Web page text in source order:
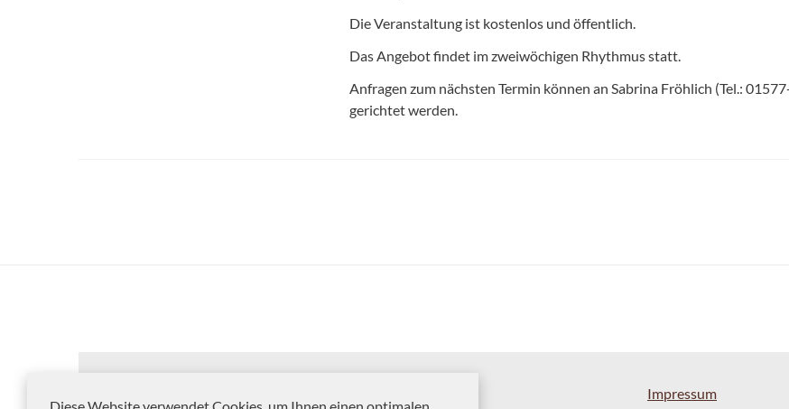
Die Veranstaltung ist kostenlos und öffentlich.
Das Angebot findet im zweiwöchigen Rhythmus statt.
Anfragen zum nächsten Termin können an Sabrina Fröhlich (Tel.:
gerichtet werden.
Impressum